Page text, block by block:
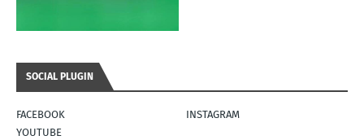
SOCIAL PLUGIN
FACEBOOK
INSTAGRAM
YOUTUBE